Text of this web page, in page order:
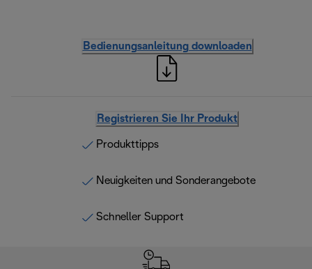
Bedienungsanleitung downloaden
Registrieren Sie Ihr Produkt
Produkttipps
Neuigkeiten und Sonderangebote
Schneller Support